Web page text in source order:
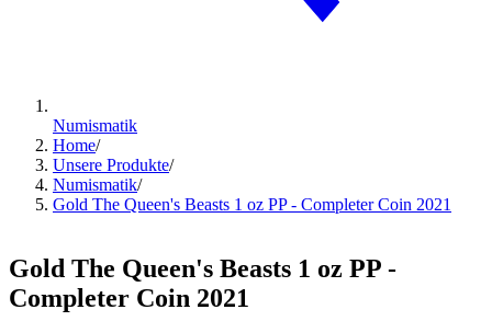
Numismatik
Home/
Unsere Produkte/
Numismatik/
Gold The Queen's Beasts 1 oz PP - Completer Coin 2021
Gold The Queen's Beasts 1 oz PP -
Completer Coin 2021